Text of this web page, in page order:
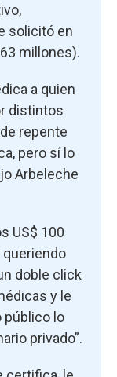
solicitó en
millones).
a quien
distintos
repente
pero sí lo
Arbeleche
US$ 100
queriendo
doble click
y le
público lo
privado”.